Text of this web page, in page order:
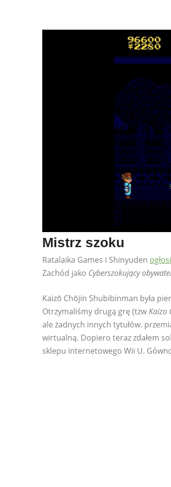
Mistrz szoku
Ratalaika Games i Shinyuden
Zachód jako Cyberszokujący
Kaizō Chōjin Shubibinman była
Otrzymaliśmy drugą grę (tzwKaizo
ale żadnych innych tytułów.
wirtualną. Dopiero teraz zdałem
sklepu internetowego Wii U.